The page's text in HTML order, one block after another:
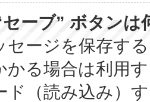
ーブ” ボタンは
セージを保存す
かる場合は利用
ド（読み込み）